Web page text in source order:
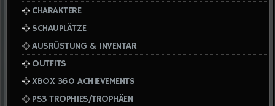
CHARAKTERE
SCHAUPLÄTZE
AUSRÜSTUNG & INVENTAR
OUTFITS
XBOX 360 ACHIEVEMENTS
PS3 TROPHIES/TROPHÄEN